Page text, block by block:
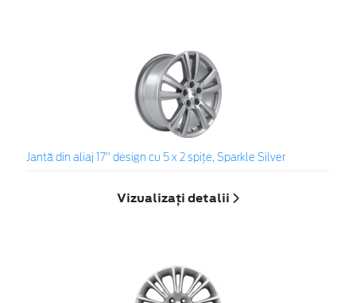
Jantă din aliaj 17" design cu 5 x 2 spiţe, Sparkle Silver
Vizualizați detalii